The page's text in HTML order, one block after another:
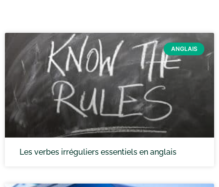
ANGLAIS
Les verbes irréguliers essentiels en anglais